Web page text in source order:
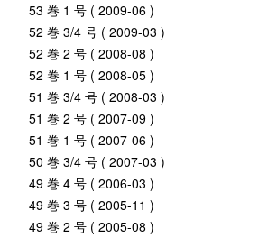
53 巻 1 号 ( 2009-06 )
52 巻 3/4 号 ( 2009-03 )
52 巻 2 号 ( 2008-08 )
52 巻 1 号 ( 2008-05 )
51 巻 3/4 号 ( 2008-03 )
51 巻 2 号 ( 2007-09 )
51 巻 1 号 ( 2007-06 )
50 巻 3/4 号 ( 2007-03 )
49 巻 4 号 ( 2006-03 )
49 巻 3 号 ( 2005-11 )
49 巻 2 号 ( 2005-08 )